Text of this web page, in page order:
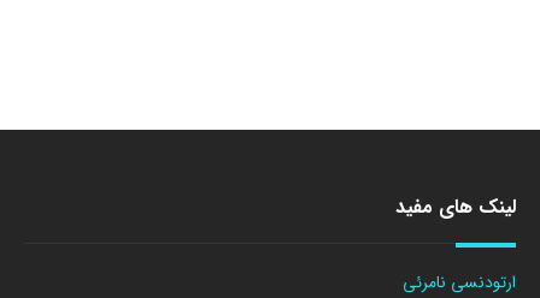
لینک های مفید
ارتودنسی نامرئی